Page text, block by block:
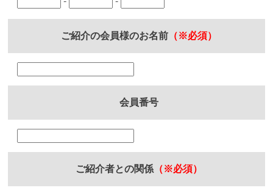
ご紹介の会員様のお名前 （※必須）
会員番号
ご紹介者との関係 （※必須）